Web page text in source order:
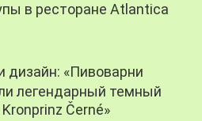
в ресторане Atlantica
дизайн: «Пивоварни
легендарный темный
Černé»